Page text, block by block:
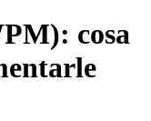
cosa